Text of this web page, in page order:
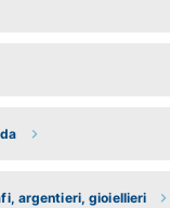
argentieri, gioiellieri